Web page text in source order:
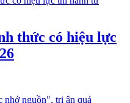
thức có hiệu lực